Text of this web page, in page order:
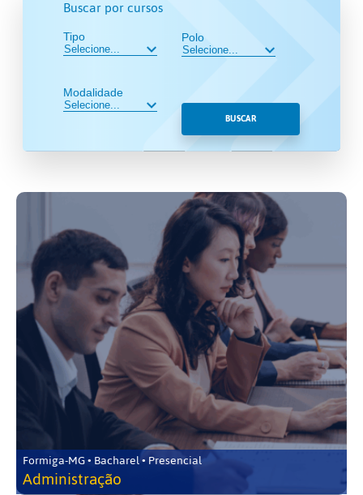
Buscar por cursos
Tipo
Modalidade
Polo
BUSCAR
Formiga-MG • Bacharel • Presencial
Administração